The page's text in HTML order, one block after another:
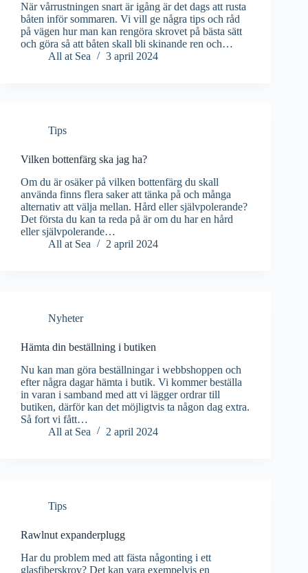
När vårrustningen snart är igång är det dags att rusta
båten inför sommaren. Vi vill ge några tips och råd
på vägen hur man kan rengöra skrovet på bästa sätt
och göra så att båten skall bli skinande ren och…
All at Sea
3 april 2024
Tips
Vilken bottenfärg ska jag ha?
Om du är osäker på vilken bottenfärg du skall
använda finns flera saker att tänka på och många
alternativ att välja mellan. Hård eller självpolerande?
Det första du kan ta reda på är om du har en hård
eller självpolerande…
All at Sea
2 april 2024
Nyheter
Hämta din beställning i butiken
Nu kan man göra beställningar i webbshoppen och
efter några dagar hämta i butik. Vi kommer beställa
in varan i samband med att vi lägger ordrar till
butiken, därför kan det möjligtvis ta någon dag extra.
Så fort vi fått…
All at Sea
2 april 2024
Tips
Rawlnut expanderplugg
Har du problem med att fästa någonting i ett
glasfiberskrov? Det kan vara exempelvis en